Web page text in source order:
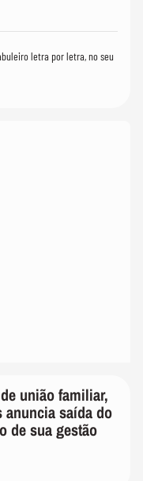
letra por letra, no seu
união familiar,
anuncia saída do
de sua gestão